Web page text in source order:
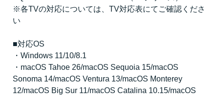
※各TVの対応については、TV対応表にてご確認くださ
い
■対応OS
・Windows 11/10/8.1
・macOS Tahoe 26/macOS Sequoia 15/macOS
Sonoma 14/macOS Ventura 13/macOS Monterey
12/macOS Big Sur 11/macOS Catalina 10.15/macOS